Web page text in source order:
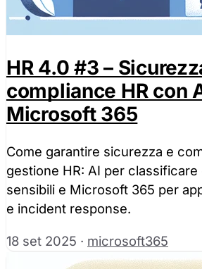
HR 4.0 #3 –
compliance HR con
Microsoft 365
Come garantire sicurezza e
gestione HR: AI per
sensibili e Microsoft 365 per
e incident response.
18 set 2025 · microsoft365